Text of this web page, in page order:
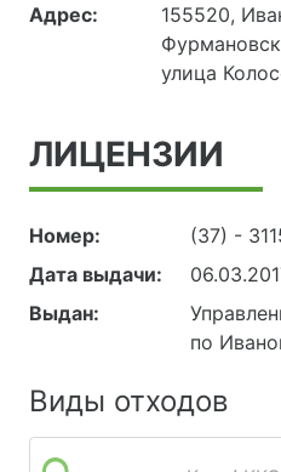
Адрес:
155520,
улица
ЛИЦЕНЗИИ
Номер:
(37) -
Дата выдачи:
Выдан:
по
Виды отходов